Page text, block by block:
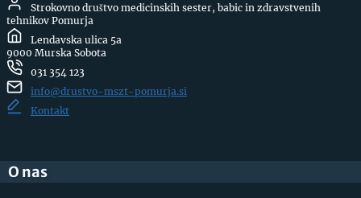
Strokovno društvo medicinskih sester, babic in zdravstvenih
tehnikov Pomurja
Lendavska ulica 5a
9000 Murska Sobota
031 354 123
info@drustvo-mszt-pomurja.si
Kontakt
O nas